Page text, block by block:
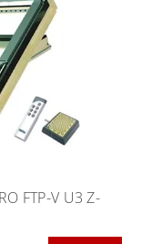
FTP-V U3 Z-